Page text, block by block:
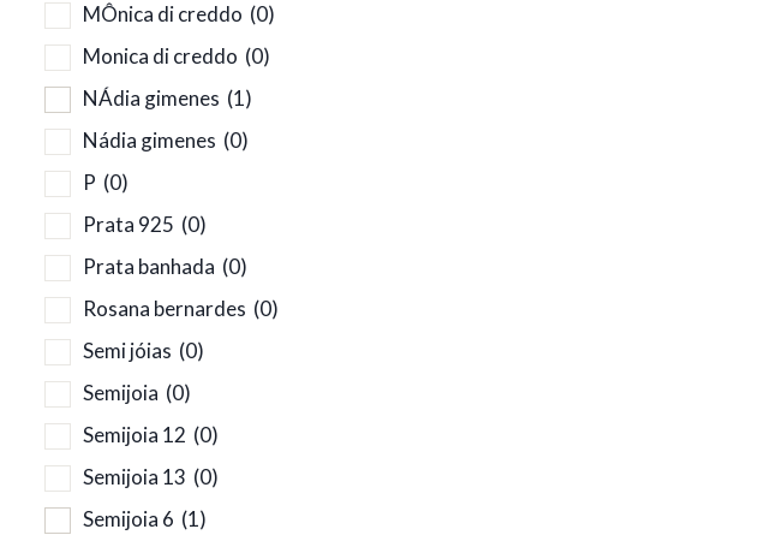
MÔnica di creddo (0)
Monica di creddo (0)
NÁdia gimenes (1)
Nádia gimenes (0)
P (0)
Prata 925 (0)
Prata banhada (0)
Rosana bernardes (0)
Semi jóias (0)
Semijoia (0)
Semijoia 12 (0)
Semijoia 13 (0)
Semijoia 6 (1)